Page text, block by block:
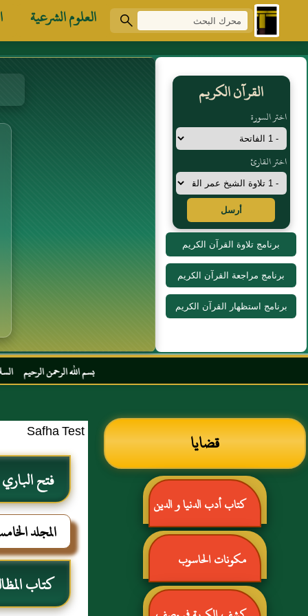
العلوم الشرعية
القرآن الكريم
اختر السورة
اختر القارئ
أرسل
برنامج تلاوة القرآن الكريم
برنامج مراجعة القرآن الكريم
برنامج استظهار القرآن الكريم
بسم الله الرحمن الرحيم السلام عليكم و
قضايا
كتاب أدب الدنيا و الدين
للماوردي
مكونات الحاسوب
Safha Test
فتح
المجلد
كتاب